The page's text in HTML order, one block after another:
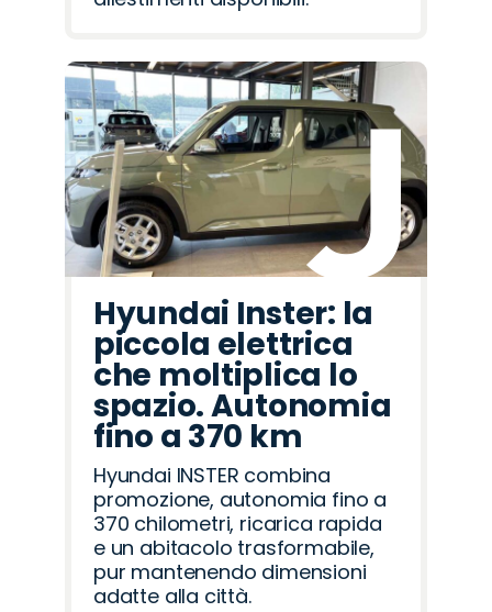
Hyundai Inster: la
piccola elettrica
che moltiplica lo
spazio. Autonomia
fino a 370 km
Hyundai INSTER combina
promozione, autonomia fino a
370 chilometri, ricarica rapida
e un abitacolo trasformabile,
pur mantenendo dimensioni
adatte alla città.